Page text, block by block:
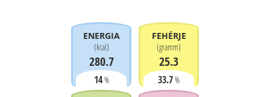
ENERGIA
(kcal)
280.7
14%
FEHÉRJE
(gramm)
25.3
33.7%